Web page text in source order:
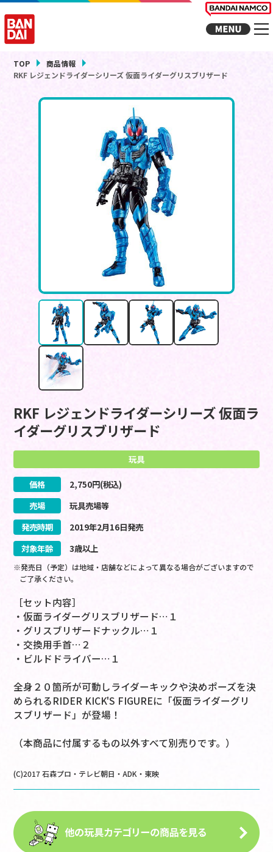
TOP
商品情報
RKF レジェンドライダーシリーズ 仮面ライダーグリスブリザード
RKF レジェンドライダーシリーズ 仮面ラ
イダーグリスブリザード
玩具
価格 2,750円(税込)
売場
玩具売場等
発売時期
2019年2月16日発売
対象年齢
3歳以上
※発売日（予定）は地域・店舗などによって異なる場合がございますので
ご了承ください。
［セット内容］
・仮面ライダーグリスブリザード…１
・グリスブリザードナックル…１
・交換用手首…２
・ビルドドライバー…１
全身２０箇所が可動しライダーキックや決めポーズを決
められるRIDER KICK'S FIGUREに「仮面ライダーグリ
スブリザード」が登場！
（本商品に付属するもの以外すべて別売りです。）
(C)2017 石森プロ・テレビ朝日・ADK・東映